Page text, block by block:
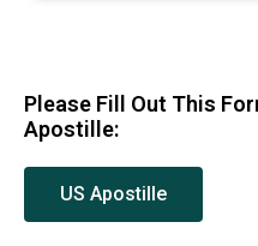
Please Fill Out This
Apostille:
US Apostille